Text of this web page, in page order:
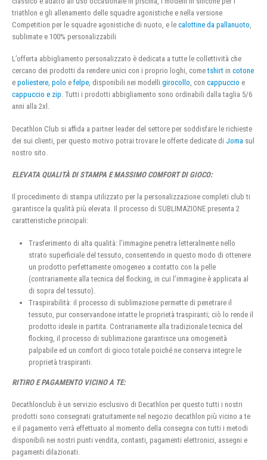
triathlon e gli allenamento delle squadre agonistiche e nella versione
Competition per le squadre agonistiche di nuoto, e le calottine da pallanuoto,
sublimate e 100% personalizzabili
L’offerta abbigliamento personalizzato è dedicata a tutte le collettività che
cercano dei prodotti da rendere unici con i proprio loghi, cometshirt in cotone
e poliestere, polo e felpe, disponibili nei modelli girocollo, con cappuccio e
cappuccio e zip. Tutti i prodotti abbigliamento sono ordinabili dalla taglia 5/6
anni alla 2xl.
Decathlon Club si affida a partner leader del settore per soddisfare le richieste
dei sui clienti, per questo motivo potrai trovare le offerte dedicate di Joma sul
nostro sito.
ELEVATA QUALITÀ DI STAMPA E MASSIMO COMFORT DI GIOCO:
Il procedimento di stampa utilizzato per la personalizzazione completi club ti
garantisce la qualità più elevata. Il processo di SUBLIMAZIONE presenta 2
caratteristiche principali:
Trasferimento di alta qualità: l’immagine penetra letteralmente nello
strato superficiale del tessuto, consentendo in questo modo di ottenere
un prodotto perfettamente omogeneo a contatto con la pelle
(contrariamente alla tecnica del flocking, in cui l’immagine è applicata al
di sopra del tessuto).
Traspirabilità: il processo di sublimazione permette di penetrare il
tessuto, pur conservandone intatte le proprietà traspiranti; ciò lo rende il
prodotto ideale in partita. Contrariamente alla tradizionale tecnica del
flocking, il processo di sublimazione garantisce una omogeneità
palpabile ed un comfort di gioco totale poiché ne conserva integre le
proprietà traspiranti.
RITIRO E PAGAMENTO VICINO A TE:
Decathlonclub è un servizio esclusivo di Decathlon per questo tutti i nostri
prodotti sono consegnati gratuitamente nel negozio decathlon più vicino a te
e il pagamento verrà effettuato al momento della consegna con tutti i metodi
disponibili nei nostri punti vendita, contanti, pagamenti elettronici, assegni e
pagamenti dilazionati.